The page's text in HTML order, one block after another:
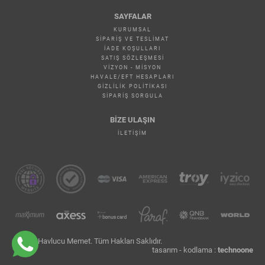
SAYFALAR
KURUMSAL
SIPARIŞ VE TESLIMAT
İADE KOŞULLARI
SATIŞ SÖZLEŞMESI
VIZYON - MISYON
HAVALE/EFT HESAPLARI
GIZLILIK POLITIKASI
SIPARIŞ SORGULA
BİZE ULAŞIN
İLETIŞIM
© 2026 Havlucu Memet. Tüm Hakları Saklıdır.
tasarım - kodlama : technoone